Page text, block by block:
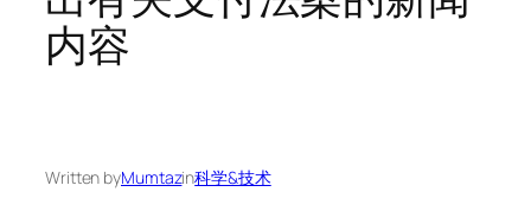
内容
Written byMumtazin科学&技术